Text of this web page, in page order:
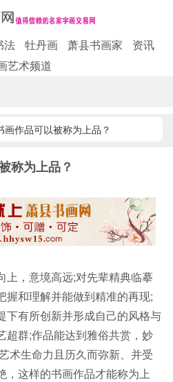
法 牡丹画 萧县书画家
资讯
艺术频道
画作品可以被称为上品？
称为上品？
，意境高远;对先辈精典临摹
握和理解并能做到精准的再现;
下有所创新并形成自己的风格与
超群;作品能达到雅俗共赏，妙
术生命力且历久而弥新、并受
，这样的书画作品才能称为上